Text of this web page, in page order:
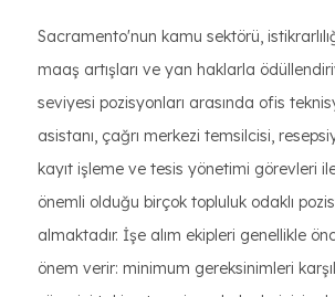
Sacramento'nun kamu sektörü,
maaş artışları ve yan haklarla
seviyesi pozisyonları arasında ofis
asistanı, çağrı merkezi temsilcisi,
kayıt işleme ve tesis yönetimi görevleri
önemli olduğu birçok topluluk odaklı
almaktadır. İşe alım ekipleri genellikle
önem verir: minimum gereksinimleri